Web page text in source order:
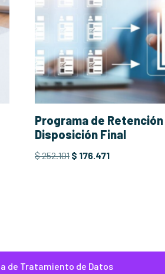
Programa de Retención
Disposición Final
$252.101 $ 176.471
de Tratamiento de Datos